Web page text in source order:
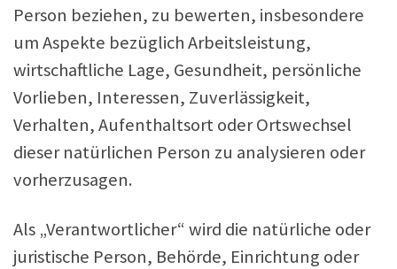
Person beziehen, zu bewerten, insbesondere
um Aspekte bezüglich Arbeitsleistung,
wirtschaftliche Lage, Gesundheit, persönliche
Vorlieben, Interessen, Zuverlässigkeit,
Verhalten, Aufenthaltsort oder Ortswechsel
dieser natürlichen Person zu analysieren oder
vorherzusagen.
Als „Verantwortlicher“ wird die natürliche oder
juristische Person, Behörde, Einrichtung oder